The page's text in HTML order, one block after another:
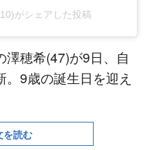
がシェアした投稿
澤穂希(47)が9日、自
9歳の誕生日を迎え
を読む